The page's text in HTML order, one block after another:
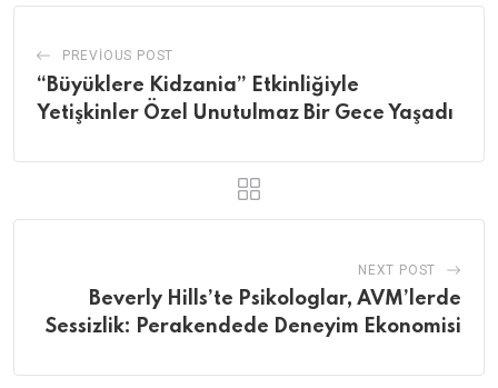
PREVIOUS POST
“Büyüklere Kidzania” Etkinliğiyle
Yetişkinler Özel Unutulmaz Bir Gece Yaşadı
NEXT POST
Beverly Hills’te Psikologlar, AVM’lerde
Sessizlik: Perakendede Deneyim Ekonomisi